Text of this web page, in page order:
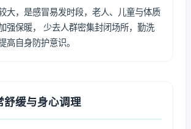
大，是感冒易发时段，老人、儿童与体质
强保暖， 少去人群密集封闭场所，勤洗
高自身防护意识。
舒缓与身心调理